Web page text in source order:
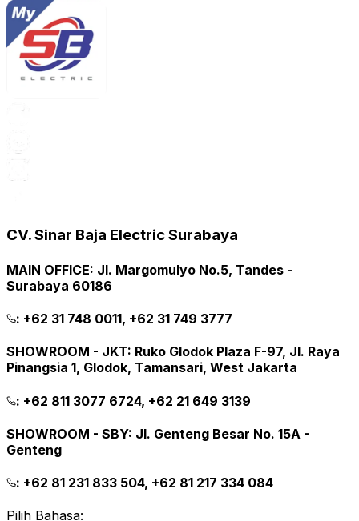
CV. Sinar Baja Electric Surabaya
MAIN OFFICE: Jl. Margomulyo No.5, Tandes -
Surabaya 60186
: +62 31 748 0011, +62 31 749 3777
SHOWROOM - JKT: Ruko Glodok Plaza F-97, Jl. Raya
Pinangsia 1, Glodok, Tamansari, West Jakarta
: +62 811 3077 6724, +62 21 649 3139
SHOWROOM - SBY: Jl. Genteng Besar No. 15A -
Genteng
: +62 81 231 833 504, +62 81 217 334 084
Pilih Bahasa: